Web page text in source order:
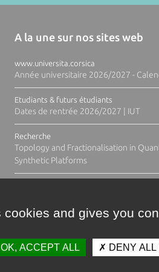
A la une sur nos sites web
www.universita.corsica
Année universitaire 2026/2027 -
Etudiants & futurs étudiants
Dates de rentrée 2026/2027 | IUT
Recherche
Topology and Fractionalisation in
Synthetic Platforms
cookies and gives you
OK, ACCEPT ALL DENY ALL